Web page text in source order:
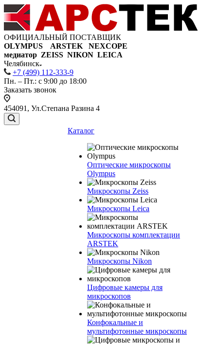
ОФИЦИАЛЬНЫЙ ПОСТАВЩИК
OLYMPUS ARSTEK NEXCOPE
медиатор ZEISS NIKON LEICA
Челябинск
+7 (499) 112-333-9
Пн. – Пт.: с 9:00 до 18:00
Заказать звонок
454091, Ул.Степана Разина 4
Каталог
Оптические микроскопы
Olympus
Микроскопы Zeiss
Микроскопы Leica
Микроскопы комплектации
ARSTEK
Микроскопы Nikon
Цифровые камеры для
микроскопов
Конфокальные и
мультифотонные микроскопы